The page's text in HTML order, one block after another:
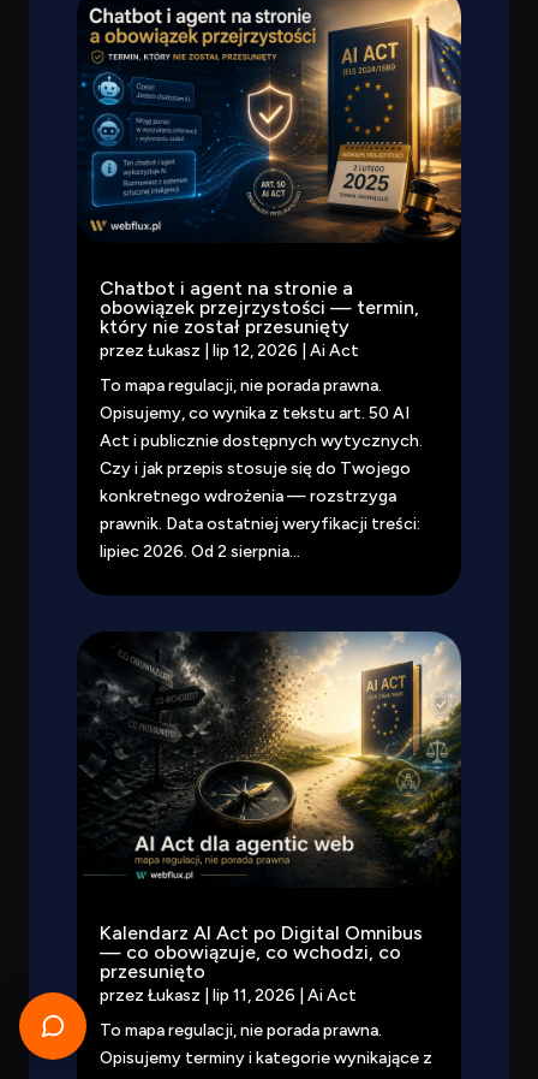
Chatbot i agent na stronie a
obowiązek przejrzystości — termin,
który nie został przesunięty
przez Łukasz lip 12, 2026
Ai Act
To mapa regulacji, nie porada prawna.
Opisujemy, co wynika z tekstu art. 50 AI
Act i publicznie dostępnych wytycznych.
Czy i jak przepis stosuje się do Twojego
konkretnego wdrożenia — rozstrzyga
prawnik. Data ostatniej weryfikacji treści:
lipiec 2026. Od 2 sierpnia...
Kalendarz AI Act po Digital Omnibus
— co obowiązuje, co wchodzi, co
przesunięto
przez Łukasz lip 11, 2026
Ai Act
To mapa regulacji, nie porada prawna.
Opisujemy terminy i kategorie wynikające z